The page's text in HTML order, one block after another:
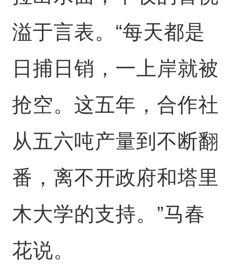
溢于言表。“每天都是
日捕日销，一上岸就被
抢空。这五年，合作社
从五六吨产量到不断翻
番，离不开政府和塔里
木大学的支持。”马春
花说。